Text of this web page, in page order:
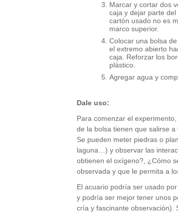
Marcar y cortar dos
caja y dejar parte
cartón usado no es
marco superior.
Colocar una bolsa
el extremo abierto
caja. Reforzar los
plástico.
Agregar agua y
Dale uso:
Para comenzar el
de la bolsa tienen que salirse
Se pueden meter piedras o
laguna…) y observar las
obtienen el oxígeno?, ¿Cómo
observada y que le permita a
El acuario podría ser usado
y podría ser mejor tener unos
cría y fascinante observación).